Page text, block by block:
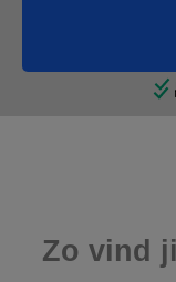
Zo vind